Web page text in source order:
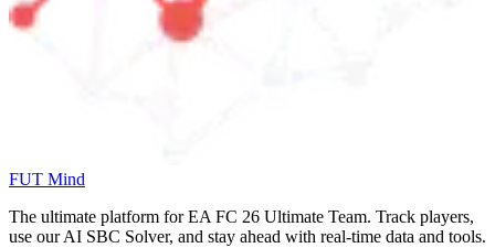
FUT Mind
The ultimate platform for EA FC 26 Ultimate Team. Track players,
use our AI SBC Solver, and stay ahead with real-time data and tools.